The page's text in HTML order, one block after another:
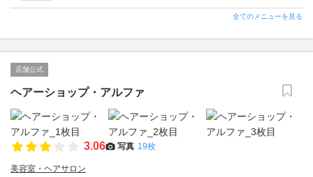
全てのメニューを見る
店舗公式
ヘアーショップ・アルファ
3.06 写真 19枚
美容室・ヘアサロン